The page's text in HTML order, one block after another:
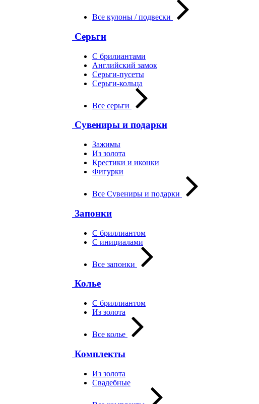
Все кулоны / подвески
Серьги
С брилиантами
Английский замок
Серьги-пусеты
Серьги-кольца
Все серьги
Сувениры и подарки
Зажимы
Из золота
Крестики и иконки
Фигурки
Все Сувениры и подарки
Запонки
С бриллиантом
С инициалами
Все запонки
Колье
С бриллиантом
Из золота
Все колье
Комплекты
Из золота
Свадебные